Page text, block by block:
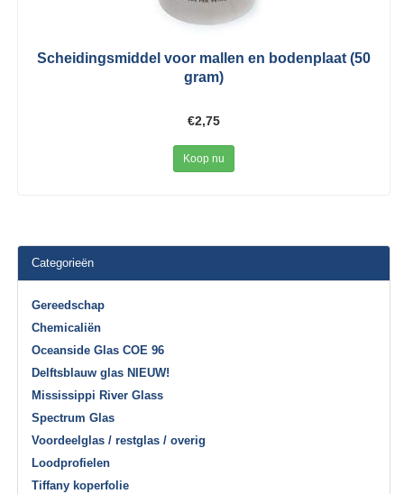
Scheidingsmiddel voor mallen en bodenplaat (50
gram)
€2,75
Koop nu
Categorieën
Gereedschap
Chemicaliën
Oceanside Glas COE 96
Delftsblauw glas NIEUW!
Mississippi River Glass
Spectrum Glas
Voordeelglas / restglas / overig
Loodprofielen
Tiffany koperfolie